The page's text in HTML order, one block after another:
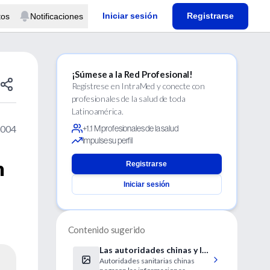
Notificaciones Iniciar sesión Registrarse
¡Súmese a la Red Profesional!
Regístrese en IntraMed y conecte con
profesionales de la salud de toda
Latinoamérica.
+1.1 M profesionales de la salud
Impulse su perfil
Registrarse
Iniciar sesión
Contenido sugerido
Las autoridades chinas y la
OMS niegan la confirmación
Autoridades sanitarias chinas